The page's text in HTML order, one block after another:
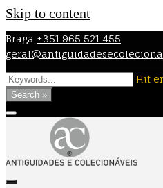
Skip to content
Braga +351 965 521 455
Hit
Search »